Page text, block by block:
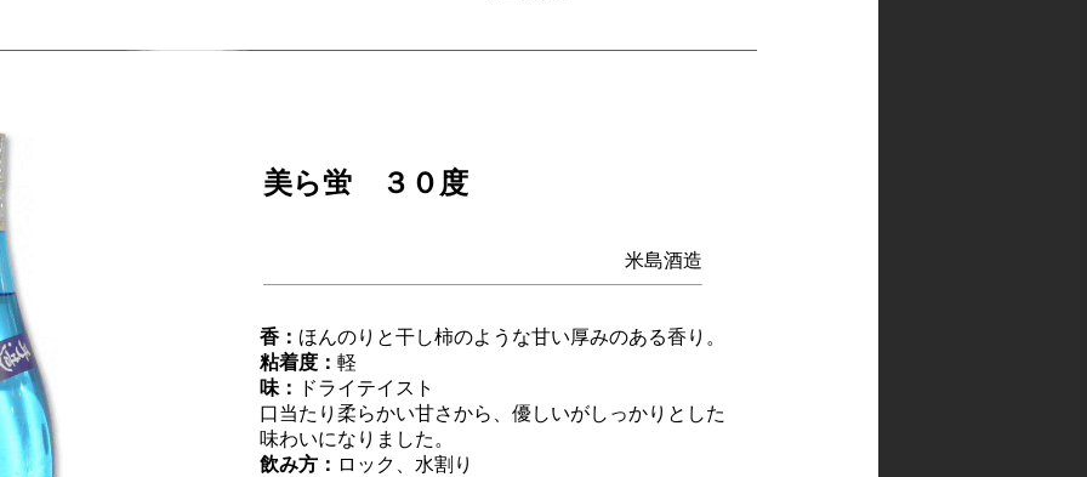
美ら蛍 ３０度
米島酒造
香： ほんのりと干し柿のような甘い厚みのある香り。
粘着度： 軽
味：
ドライテイスト
口当たり柔らかい甘さから、優しいがしっかりとした
味わいになりました。
飲み方： ロック、水割り